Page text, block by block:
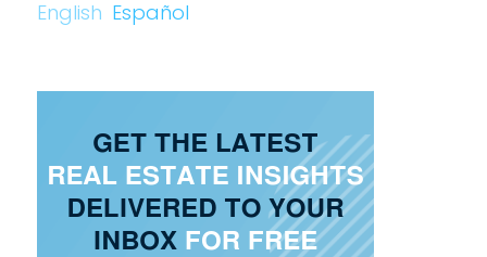
English Español